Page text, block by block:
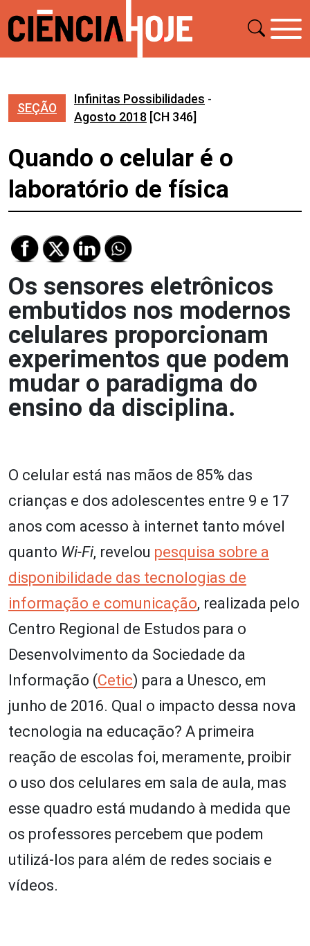
SEÇÃO
Infinitas Possibilidades -
Agosto 2018 [CH 346]
Quando o celular é o
laboratório de física
Os sensores eletrônicos
embutidos nos modernos
celulares proporcionam
experimentos que podem
mudar o paradigma do
ensino da disciplina.
O celular está nas mãos de 85% das
crianças e dos adolescentes entre 9 e 17
anos com acesso à internet tanto móvel
quanto Wi-Fi, revelou pesquisa sobre a
disponibilidade das tecnologias de
informação e comunicação, realizada pelo
Centro Regional de Estudos para o
Desenvolvimento da Sociedade da
Informação (Cetic) para a Unesco, em
junho de 2016. Qual o impacto dessa nova
tecnologia na educação? A primeira
reação de escolas foi, meramente, proibir
o uso dos celulares em sala de aula, mas
esse quadro está mudando à medida que
os professores percebem que podem
utilizá-los para além de redes sociais e
vídeos.